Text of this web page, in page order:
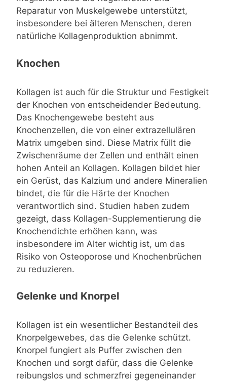
Reparatur von Muskelgewebe unterstützt,
insbesondere bei älteren Menschen, deren
natürliche Kollagenproduktion abnimmt.
Knochen
Kollagen ist auch für die Struktur und Festigkeit
der Knochen von entscheidender Bedeutung.
Das Knochengewebe besteht aus
Knochenzellen, die von einer extrazellulären
Matrix umgeben sind. Diese Matrix füllt die
Zwischenräume der Zellen und enthält einen
hohen Anteil an Kollagen. Kollagen bildet hier
ein Gerüst, das Kalzium und andere Mineralien
bindet, die für die Härte der Knochen
verantwortlich sind. Studien haben zudem
gezeigt, dass Kollagen-Supplementierung die
Knochendichte erhöhen kann, was
insbesondere im Alter wichtig ist, um das
Risiko von Osteoporose und Knochenbrüchen
zu reduzieren.
Gelenke und Knorpel
Kollagen ist ein wesentlicher Bestandteil des
Knorpelgewebes, das die Gelenke schützt.
Knorpel fungiert als Puffer zwischen den
Knochen und sorgt dafür, dass die Gelenke
reibungslos und schmerzfrei gegeneinander